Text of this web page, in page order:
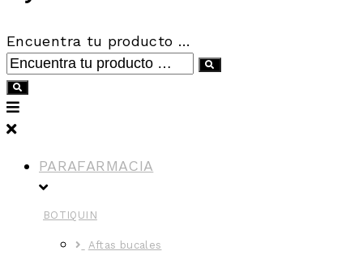
Encuentra tu producto …
PARAFARMACIA
BOTIQUIN
Aftas bucales